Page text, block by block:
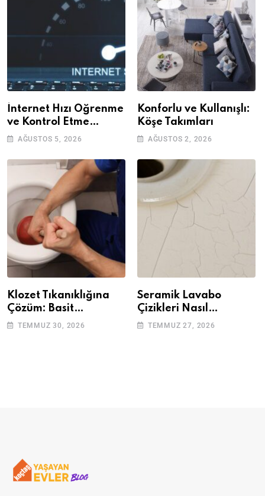
İnternet Hızı Öğrenme
ve Kontrol Etme
Yöntemleri
AĞUSTOS 5, 2026
Konforlu ve Kullanışlı:
Köşe Takımları
AĞUSTOS 2, 2026
Klozet Tıkanıklığına
Çözüm: Basit
Adımlarla Klozetinizi
TEMMUZ 30, 2026
Seramik Lavabo
Çizikleri Nasıl
Giderilir? Adım Adım
TEMMUZ 27, 2026